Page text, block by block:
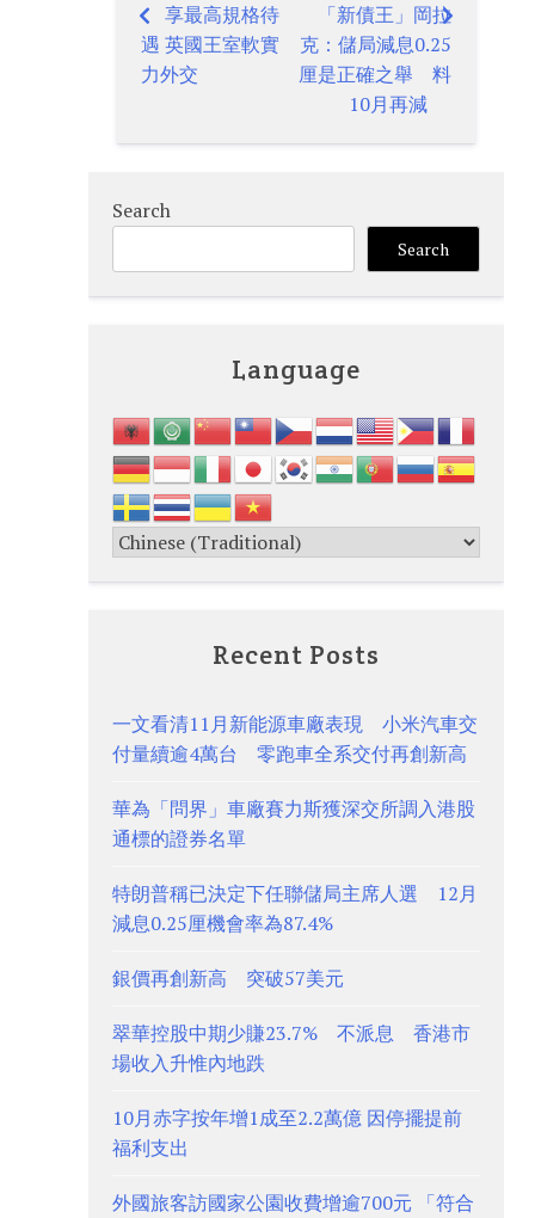
Post
navigation
享最高規格待
遇 英國王室軟實
力外交
「新債王」岡拉
克：儲局減息0.25
厘是正確之舉 料
10月再減
Search
Search
Language
Recent Posts
一文看清11月新能源車廠表現 小米汽車交
付量續逾4萬台 零跑車全系交付再創新高
華為「問界」車廠賽力斯獲深交所調入港股
通標的證券名單
特朗普稱已決定下任聯儲局主席人選 12月
減息0.25厘機會率為87.4%
銀價再創新高 突破57美元
翠華控股中期少賺23.7% 不派息 香港市
場收入升惟內地跌
10月赤字按年增1成至2.2萬億 因停擺提前
福利支出
外國旅客訪國家公園收費增逾700元 「符合